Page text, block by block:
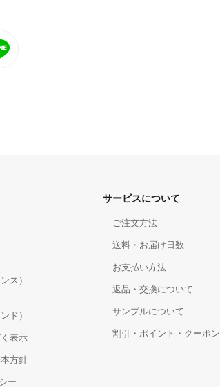
ス）
ド）
表示
方針
ー
サービスについて
ご注文方法
送料・お届け日数
お支払い方法
返品・交換について
サンプルについて
割引・ポイント・クーポン